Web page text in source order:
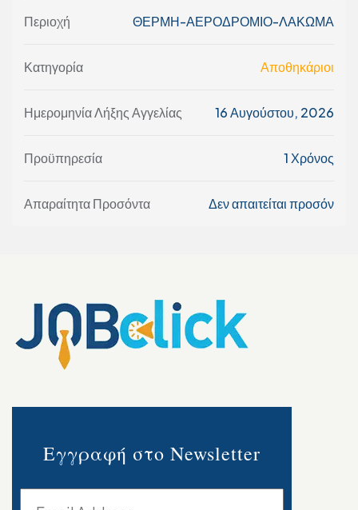
Περιοχή ΘΕΡΜΗ-ΑΕΡΟΔΡΟΜΙΟ-ΛΑΚΩΜΑ
Κατηγορία Αποθηκάριοι
Ημερομηνία Λήξης Αγγελίας 16 Αυγούστου, 2026
Προϋπηρεσία 1 Χρόνος
Απαραίτητα Προσόντα Δεν απαιτείται προσόν
Εγγραφή στο Newsletter